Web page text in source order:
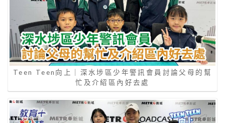
Teen Teen向上｜深水埗區少年警訊會員討論父母的幫
忙及介紹區內好去處